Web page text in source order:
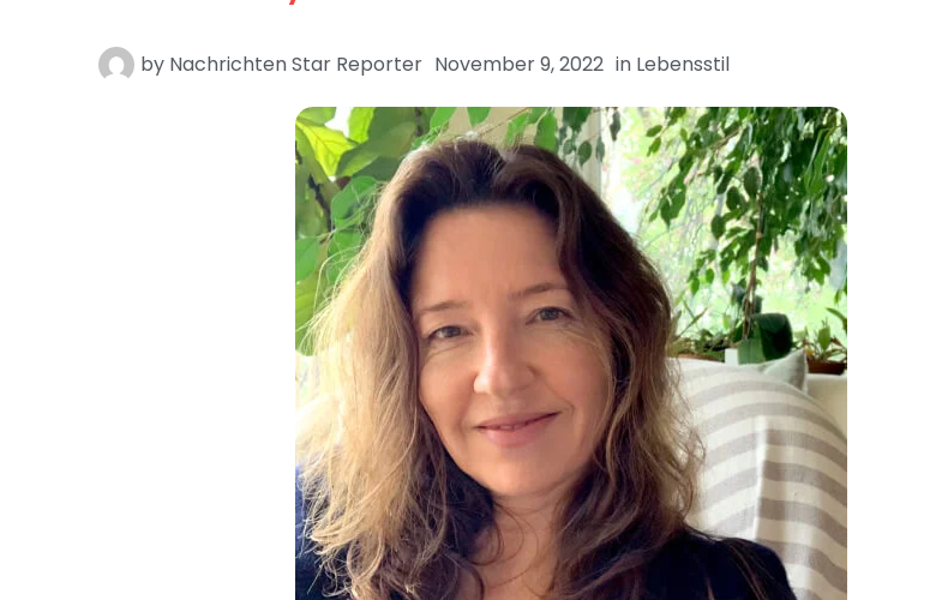
by Nachrichten Star Reporter November 9, 2022 in Lebensstil